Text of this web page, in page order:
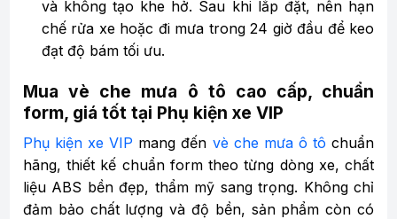
và không tạo khe hở. Sau khi lắp đặt, nên hạn
chế rửa xe hoặc đi mưa trong 24 giờ đầu để keo
đạt độ bám tối ưu.
Mua vè che mưa ô tô cao cấp, chuẩn
form, giá tốt tại Phụ kiện xe VIP
Phụ kiện xe VIP mang đến vè che mưa ô tô chuẩn
hãng, thiết kế chuẩn form theo từng dòng xe, chất
liệu ABS bền đẹp, thẩm mỹ sang trọng. Không chỉ
đảm bảo chất lượng và độ bền, sản phẩm còn có